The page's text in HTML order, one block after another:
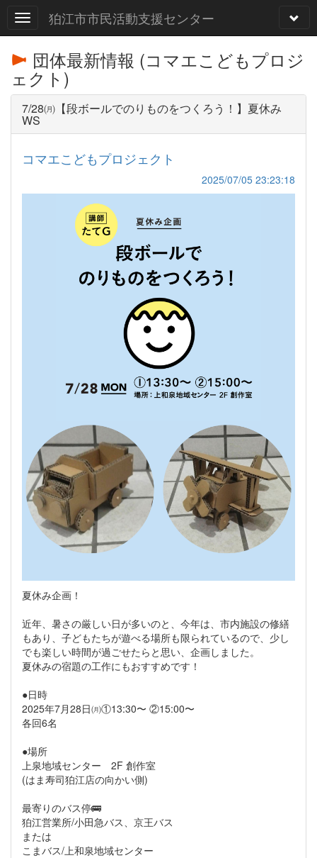
狛江市市民活動支援センター
団体最新情報 (コマエこどもプロジ
ェクト)
7/28㈪【段ボールでのりものをつくろう！】夏休み
WS
コマエこどもプロジェクト
2025/07/05 23:23:18
夏休み企画！
近年、暑さの厳しい日が多いのと、今年は、市内施設の修繕
もあり、子どもたちが遊べる場所も限られているので、少し
でも楽しい時間が過ごせたらと思い、企画しました。
夏休みの宿題の工作にもおすすめです！
●日時
2025年7月28日㈪①13:30〜 ②15:00〜
各回6名
●場所
上泉地域センター 2F 創作室
(はま寿司狛江店の向かい側)
最寄りのバス停🚌
狛江営業所/小田急バス、京王バス
または
こまバス/上和泉地域センター